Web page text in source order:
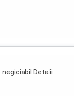
Detalii